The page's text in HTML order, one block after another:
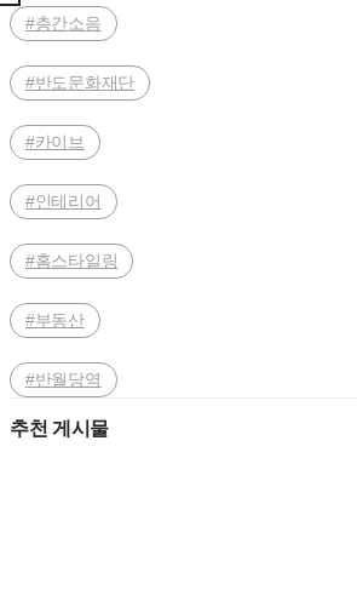
#층간소음
#반도문화재단
#카이브
#인테리어
#홈스타일링
#부동산
#반월당역
추천 게시물